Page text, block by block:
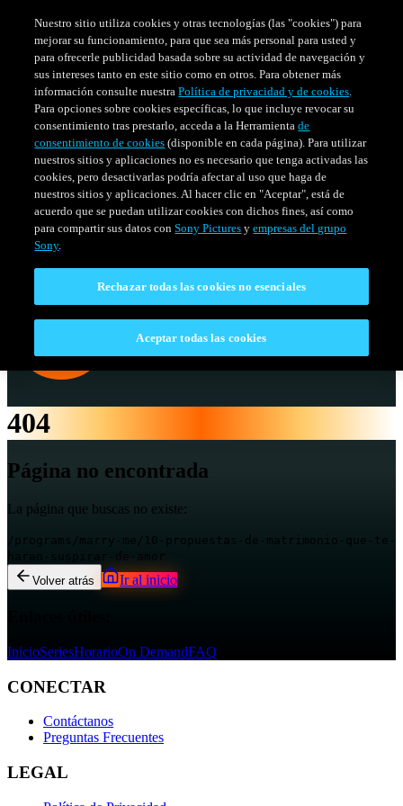
SERIESHORARIO
Venezuela
404
Página no encontrada
La página que buscas no existe:
/programs/marry-me/10-propuestas-de-matrimonio-que-te-
Volver atrás
Ir al inicio
InicioSeriesHorarioOn DemandFAQ
CONECTAR
Contáctanos
Preguntas Frecuentes
LEGAL
Nuestro sitio utiliza cookies y otras tecnologías (las "cookies") para
mejorar su funcionamiento, para que sea más personal para usted y
para ofrecerle publicidad basada sobre su actividad de navegación y
sus intereses tanto en este sitio como en otros. Para obtener más
información consulte nuestraPolítica de privacidad y de cookies.
Para opciones sobre cookies específicas, lo que incluye revocar su
consentimiento tras prestarlo, acceda a la Herramientade
consentimiento de cookies (disponible en cada página). Para utilizar
nuestros sitios y aplicaciones no es necesario que tenga activadas las
cookies, pero desactivarlas podría afectar al uso que haga de
nuestros sitios y aplicaciones. Al hacer clic en "Aceptar", está de
acuerdo que se puedan utilizar cookies con dichos fines, así como
para compartir sus datos conSony Pictures yempresas del grupo
Sony.
Rechazar todas las cookies no esenciales
Aceptar todas las cookies